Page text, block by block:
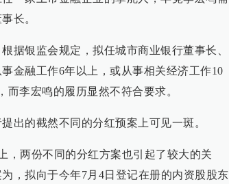
长。
据银监会规定，拟任城市商业银行董事长、
金融工作6年以上，或从事相关经济工作10
李宏鸣的履历显然不符合要求。
出的截然不同的分红预案上可见一斑。
，两份不同的分红方案也引起了较大的关
，拟向于今年7月4日登记在册的内资股股东